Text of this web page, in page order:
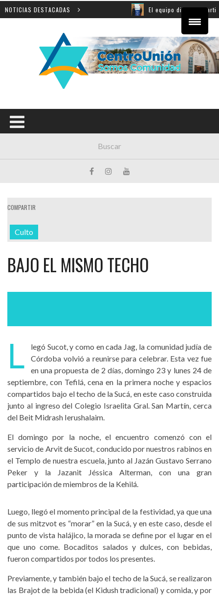
NOTICIAS DESTACADAS
en Yad Vashem El equipo directivo participó de
COMPARTIR
Culto
BAJO EL MISMO TECHO
L
legó Sucot, y como en cada Jag, la comunidad judía de
Córdoba volvió a reunirse para celebrar. Esta vez fue
en una propuesta de 2 días, domingo 23 y lunes 24 de
septiembre, con Tefilá, cena en la primera noche y espacios
compartidos bajo el techo de la Sucá, en este caso construida
junto al ingreso del Colegio Israelita Gral. San Martín, cerca
del Beit Midrash Ierushalaim.
El domingo por la noche, el encuentro comenzó con el
servicio de Arvit de Sucot, conducido por nuestros rabinos en
el Templo de nuestra escuela, junto al Jazán Gustavo Serrano
Peker y la Jazanit Jéssica Alterman, con una gran
participación de miembros de la Kehilá.
Luego, llegó el momento principal de la festividad, ya que una
de sus mitzvot es “morar” en la Sucá, y en este caso, desde el
punto de vista halájico, la morada se define por el lugar en el
que uno come. Bocaditos salados y dulces, con bebidas,
fueron compartidos por todos los presentes.
Previamente, y también bajo el techo de la Sucá, se realizaron
las Brajot de la bebida (el Kidush tradicional) y comida, y por